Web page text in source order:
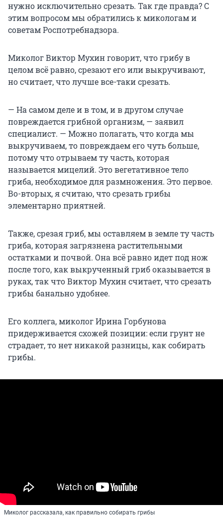
нужно исключительно срезать. Так где правда? С
этим вопросом мы обратились к микологам и
советам Роспотребнадзора.
Миколог Виктор Мухин говорит, что грибу в
целом всё равно, срезают его или выкручивают,
но считает, что лучше все-таки срезать.
— На самом деле и в том, и в другом случае
повреждается грибной организм, — заявил
специалист. — Можно полагать, что когда мы
выкручиваем, то повреждаем его чуть больше,
потому что отрываем ту часть, которая
называется мицелий. Это вегетативное тело
гриба, необходимое для размножения. Это первое.
Во-вторых, я считаю, что срезать грибы
элементарно приятней.
Также, срезая гриб, мы оставляем в земле ту часть
гриба, которая загрязнена растительными
остатками и почвой. Она всё равно идет под нож
после того, как выкрученный гриб оказывается в
руках, так что Виктор Мухин считает, что срезать
грибы банально удобнее.
Его коллега, миколог Ирина Горбунова
придерживается схожей позиции: если грунт не
страдает, то нет никакой разницы, как собирать
грибы.
Миколог рассказала, как правильно собирать грибы